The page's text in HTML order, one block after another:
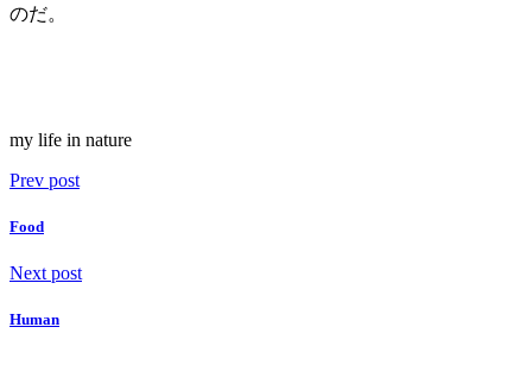
のだ。
my life in nature
Prev post
Food
Next post
Human